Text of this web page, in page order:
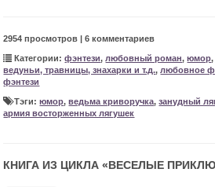
2954 просмотров | 6 комментариев
Категории:фэнтези, любовный роман,юмор
ведуньи, травницы, знахарки и т.д., любовное
фэнтези
Тэги:юмор,ведьма криворучка,занудный
армия восторженных лягушек
КНИГА ИЗ ЦИКЛА «ВЕСЕЛЫЕ